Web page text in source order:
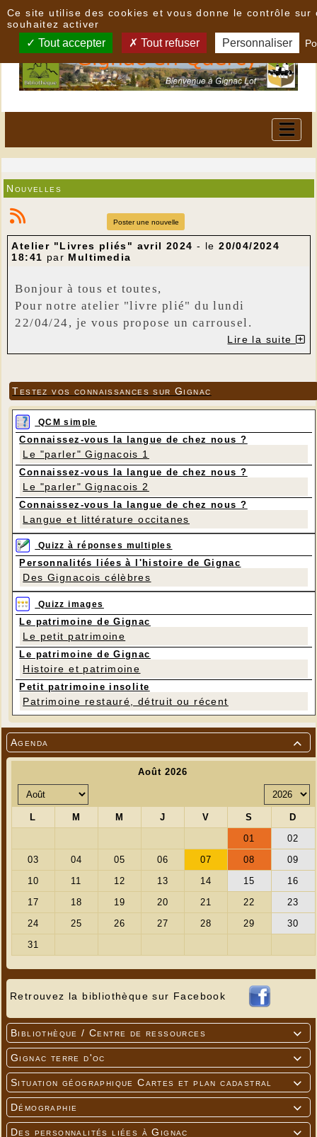

Agenda
Retrouvez la bibliothèque sur Facebook

Bibliothèque / Centre de ressources

Gignac terre d'oc

Situation géographique Cartes et plan cadastral

Démographie

Des personnalités liées à Gignac
Nouvelles
Poster une nouvelle
Atelier "Livres pliés" avril 2024 - le20/04/2024
18:41 par Multimedia
Bonjour à tous et toutes,
Pour notre atelier "livre plié" du lundi
22/04/24, je vous propose un carrousel.
- Un livre de plus de 20 cm de haut et important
- Une règle, un crayon à papier, un gros cutter
ou un bon ciseau, colle bâton, pistolet à colle
bienvenu, 6 ou 7 grands piques à brochette.
- Pour la déco : au choix, perles, bandes de
strass, boutons, rubans…
- Page jointe à imprimer 2 fois. Chevaux et/ou
enfants
Les horaires : 9h 15/ 12h puis 14h / 17h ou les
deux. Possibilité de pique-niquer sur place
Comme d’habitude inscriptions souhaitées et
signaler si vous restez manger.
Sylvie : 06 31 83 17 03
Annette : 06 89 44 72 46 ou
jeannotdebrieannette@orange.fr
Lire la suite
Testez vos connaissances sur Gignac
QCM simple
Connaissez-vous la langue de chez nous ?
Le "parler" Gignacois 1
Connaissez-vous la langue de chez nous ?
Le "parler" Gignacois 2
Connaissez-vous la langue de chez nous ?
Langue et littérature occitanes
Quizz à réponses multiples
Personnalités liées à l'histoire de Gignac
Des Gignacois célèbres
Quizz images
Le patrimoine de Gignac
Le petit patrimoine
Le patrimoine de Gignac
Histoire et patrimoine
Petit patrimoine insolite
Patrimoine restauré, détruit ou récent
Ce site utilise des cookies et vous donne le contrôle sur
souhaitez activer
Tout accepter Tout refuser Personnaliser